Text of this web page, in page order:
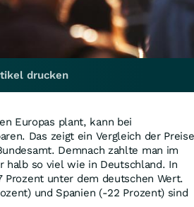
Europas plant, kann bei
Das zeigt ein Vergleich der Preise
Demnach zahlte man im
halb so viel wie in Deutschland. In
unter dem deutschen Wert.
und Spanien (-22 Prozent) sind
drucken